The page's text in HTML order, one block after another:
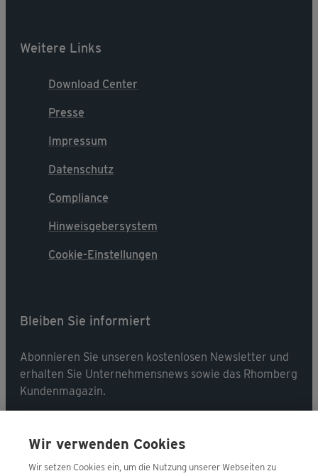
Weitere Links
Download Center
Presse
Impressum
Datenschutz
Compliance
Hinweisgebersystem
Cookie-Einstellungen
Bleiben Sie informiert
Abonnieren Sie unseren kostenlosen Newsletter und
erhalten Sie Unternehmensnews sowie das Rhomberg
Kundenmagazin.
Jetzt abonnieren
Wir verwenden Cookies
Wir setzen Cookies ein, um die Nutzung unserer Webseiten zu